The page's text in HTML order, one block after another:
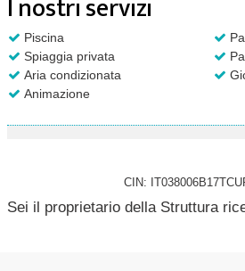
I nostri servizi
Piscina
Spiaggia privata
Aria condizionata
Animazione
CIN:
Sei il proprietario della Struttura